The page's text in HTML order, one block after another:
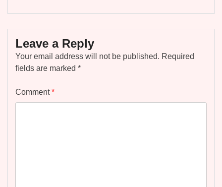
Leave a Reply
Your email address will not be published. Required
fields are marked *
Comment*